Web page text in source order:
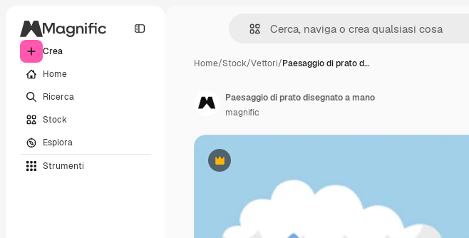
Crea
Home
Ricerca
Stock
Esplora
Strumenti
Home/Stock/Vettori/Paesaggio di prato d…
Premium
Paesaggio di prato disegnato a mano
magnific